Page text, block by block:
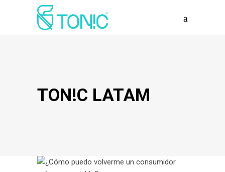
TON!C LATAM